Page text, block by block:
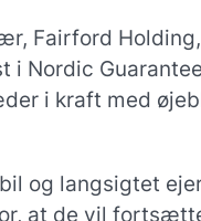
Fairford
i Nordic
i kraft med
og langsigtet
at de vil